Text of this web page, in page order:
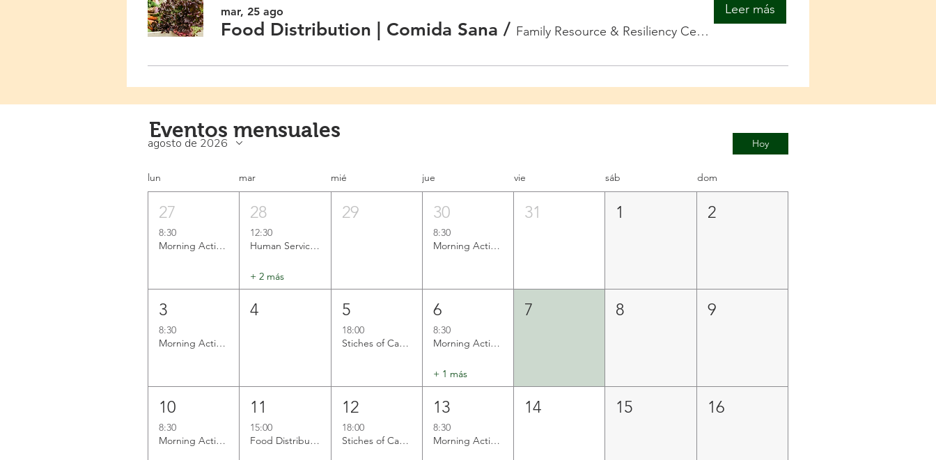
mar, 25 ago
Food Distribution | Comida Sana / Family Resource & Resiliency Center
Leer más
agosto de 2026 Hoy
lun mar mié jue vie sáb dom
27
8:30
Morning Activation
28
12:30
Human Services Dept. Mobile Services
+ 2 más
29 30
8:30
Morning Activation
31 1 2
3
8:30
Morning Activation
4 5
18:00
Stiches of Care: Crochet Workshop
6
8:30
Morning Activation
+ 1 más
7 8 9
10
8:30
Morning Activation
11
15:00
Food Distribution | Comida Sana
12
18:00
Stiches of Care: Crochet Workshop
13
8:30
Morning Activation
14 15 16
Eventos mensuales